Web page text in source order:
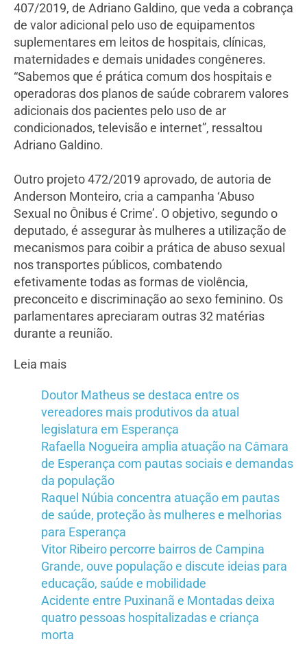
407/2019, de Adriano Galdino, que veda a cobrança
de valor adicional pelo uso de equipamentos
suplementares em leitos de hospitais, clínicas,
maternidades e demais unidades congêneres.
“Sabemos que é prática comum dos hospitais e
operadoras dos planos de saúde cobrarem valores
adicionais dos pacientes pelo uso de ar
condicionados, televisão e internet”, ressaltou
Adriano Galdino.
Outro projeto 472/2019 aprovado, de autoria de
Anderson Monteiro, cria a campanha ‘Abuso
Sexual no Ônibus é Crime’. O objetivo, segundo o
deputado, é assegurar às mulheres a utilização de
mecanismos para coibir a prática de abuso sexual
nos transportes públicos, combatendo
efetivamente todas as formas de violência,
preconceito e discriminação ao sexo feminino. Os
parlamentares apreciaram outras 32 matérias
durante a reunião.
Leia mais
Doutor Matheus se destaca entre os
vereadores mais produtivos da atual
legislatura em Esperança
Rafaella Nogueira amplia atuação na Câmara
de Esperança com pautas sociais e demandas
da população
Raquel Núbia concentra atuação em pautas
de saúde, proteção às mulheres e melhorias
para Esperança
Vitor Ribeiro percorre bairros de Campina
Grande, ouve população e discute ideias para
educação, saúde e mobilidade
Acidente entre Puxinanã e Montadas deixa
quatro pessoas hospitalizadas e criança
morta